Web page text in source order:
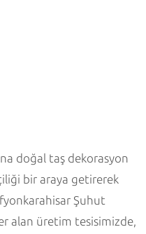
doğal taş dekorasyon
bir araya getirerek
Şuhut
alan üretim tesisimizde,